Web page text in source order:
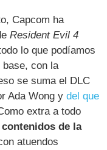
Capcom ha
Resident Evil 4
lo que podíamos
base, con la
se suma el DLC
Ada Wong ydel que
extra a todo
contenidos de la
atuendos